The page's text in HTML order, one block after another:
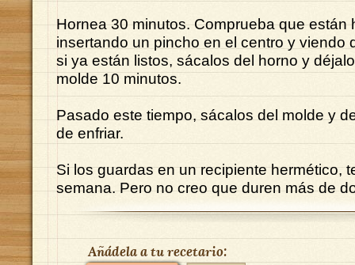
Hornea 30 minutos. Comprueba que están
insertando un pincho en el centro y viendo
si ya están listos, sácalos del horno y
molde 10 minutos.
Pasado este tiempo, sácalos del molde y
de enfriar.
Si los guardas en un recipiente hermético,
semana. Pero no creo que duren más de
Añádela a tu recetario: